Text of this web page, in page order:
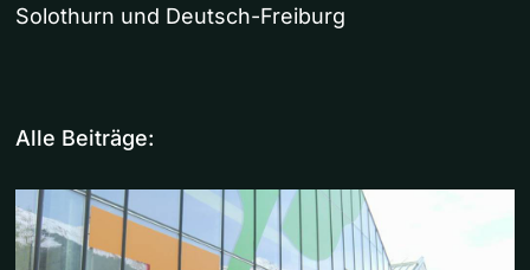
Solothurn und Deutsch-Freiburg
Alle Beiträge: